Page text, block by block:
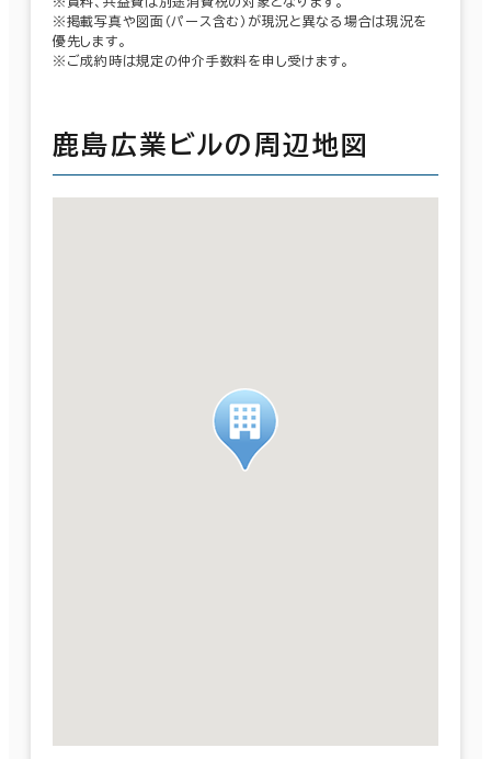
※掲載写真や図面（パース含む）が現況と異なる場合は現況を
優先します。
※ご成約時は規定の仲介手数料を申し受けます。
鹿島広業ビルの周辺地図